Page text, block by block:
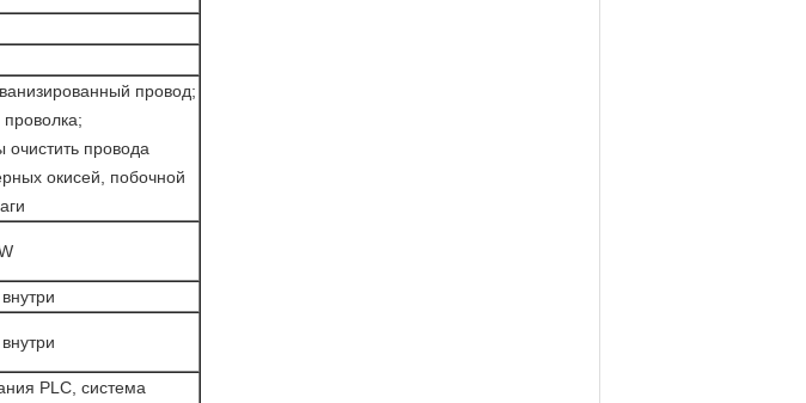
провод;
очистить провода
окисей, побочной
PLC, система